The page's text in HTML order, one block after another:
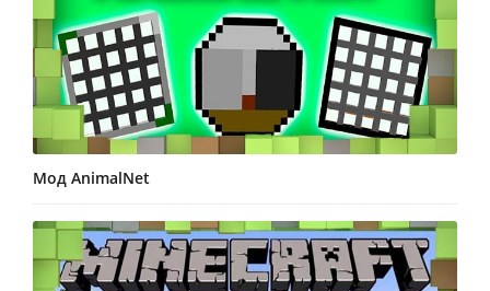
Мод AnimalNet